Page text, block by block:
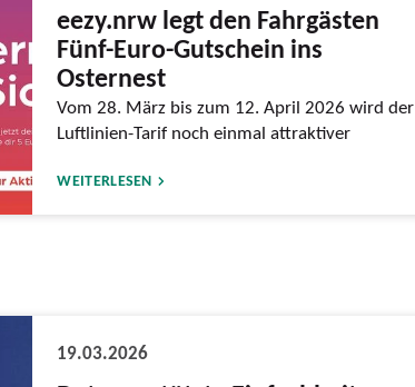
eezy.nrw legt den Fahrgästen
Fünf-Euro-Gutschein ins
Osternest
Vom 28. März bis zum 12. April 2026 wird der
Luftlinien-Tarif noch einmal attraktiver
WEITERLESEN
19.03.2026